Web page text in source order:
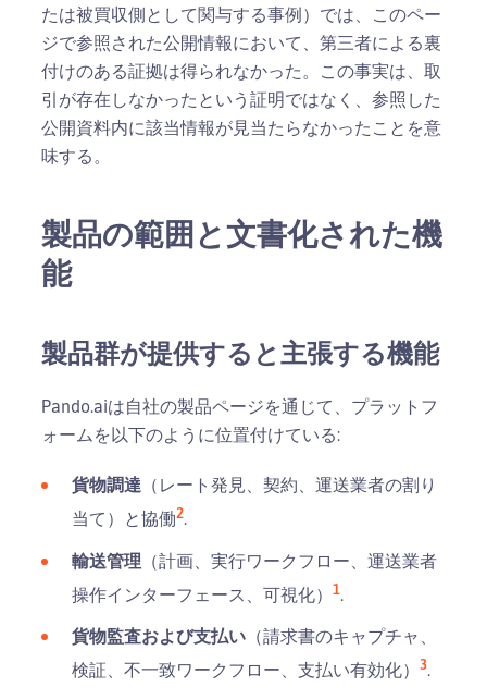
たは被買収側として関与する事例）では、このペー
ジで参照された公開情報において、第三者による裏
付けのある証拠は得られなかった。この事実は、取
引が存在しなかったという証明ではなく、参照した
公開資料内に該当情報が見当たらなかったことを意
味する。
製品の範囲と文書化された機
能
製品群が提供すると主張する機能
Pando.aiは自社の製品ページを通じて、プラットフ
ォームを以下のように位置付けている:
貨物調達 （レート発見、契約、運送業者の割り
当て）と協働2.
輸送管理 （計画、実行ワークフロー、運送業者
操作インターフェース、可視化） 1.
貨物監査および支払い （請求書のキャプチャ、
検証、不一致ワークフロー、支払い有効化） 3.